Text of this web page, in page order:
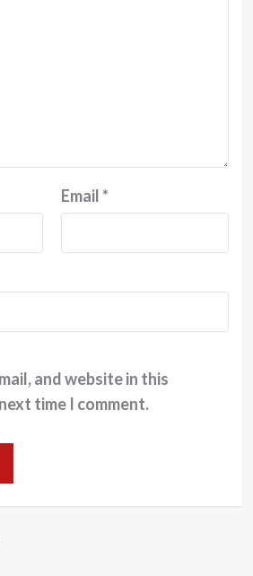
Email*
and website in this
time I comment.